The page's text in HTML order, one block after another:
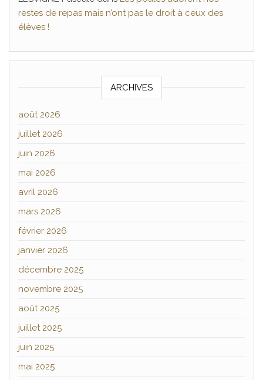
restes de repas mais n’ont pas le droit à ceux des
élèves !
ARCHIVES
août 2026
juillet 2026
juin 2026
mai 2026
avril 2026
mars 2026
février 2026
janvier 2026
décembre 2025
novembre 2025
août 2025
juillet 2025
juin 2025
mai 2025